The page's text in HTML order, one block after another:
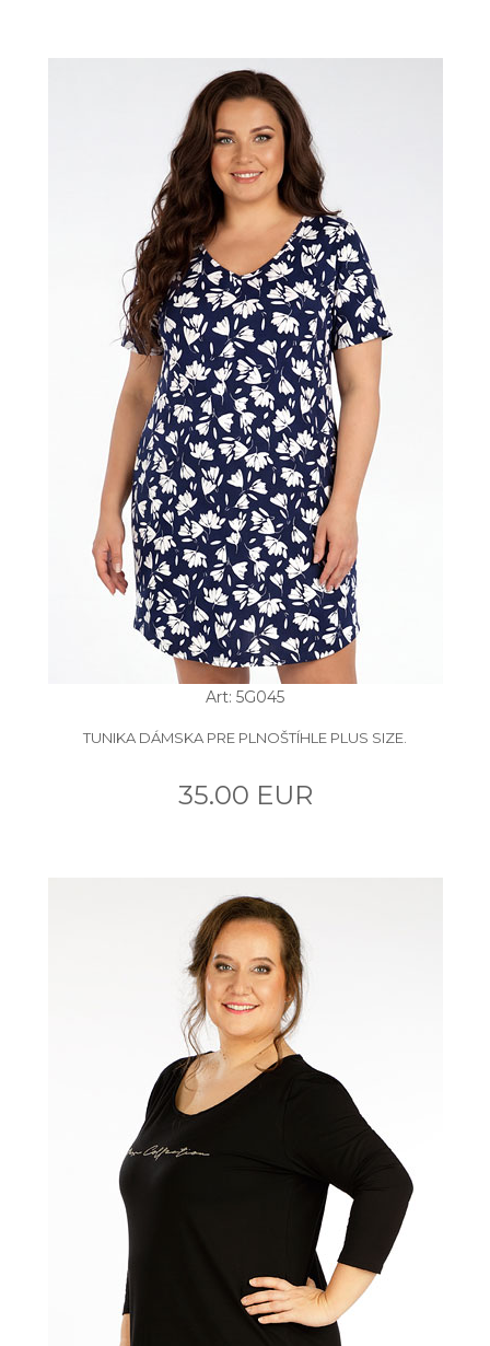
Art: 5G045
TUNIKA DÁMSKA PRE PLNOŠTÍHLE PLUS SIZE.
35.00 EUR